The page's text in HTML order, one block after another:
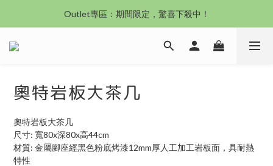
沙發新登場｜想躺就躺，頭等艙到商務艙一次擁有
Outlet專區：期間限定，驚喜下殺中！
沙發新登場｜想躺就躺，頭等艙到商務艙一次擁有
奧特岩板大茶几
奧特岩板大茶几
尺寸: 寬80x深80x高44cm
材質: 金屬腳座經黑色粉底烤漆12mm厚人工加工岩板面，具耐熱
特性